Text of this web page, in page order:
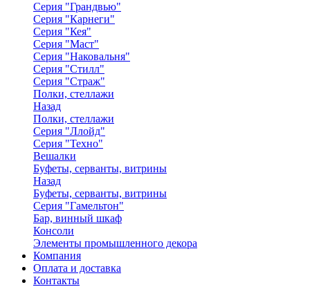
Серия "Грандвью"
Серия "Карнеги"
Серия "Кея"
Серия "Маст"
Серия "Наковальня"
Серия "Стилл"
Серия "Страж"
Полки, стеллажи
Назад
Полки, стеллажи
Серия "Ллойд"
Серия "Техно"
Вешалки
Буфеты, серванты, витрины
Назад
Буфеты, серванты, витрины
Серия "Гамельтон"
Бар, винный шкаф
Консоли
Элементы промышленного декора
Компания
Оплата и доставка
Контакты